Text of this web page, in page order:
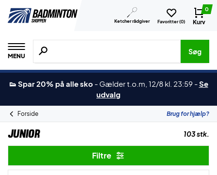
Ketcher rådgiver Favoritter (0)
0
Kurv
MENU
Søg efter produkter, mærker etc.
Søg
👟 Spar 20% på alle sko - Gælder t.o.m, 12/8 kl. 23:59 -Se
udvalg
Forside Brug for hjælp?
Junior 103 stk.
Filtre